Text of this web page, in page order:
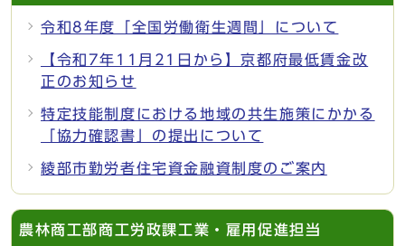
令和8年度「全国労働衛生週間」について
【令和7年11月21日から】京都府最低賃金改
正のお知らせ
特定技能制度における地域の共生施策にかかる
「協力確認書」の提出について
綾部市勤労者住宅資金融資制度のご案内
農林商工部商工労政課工業・雇用促進担当